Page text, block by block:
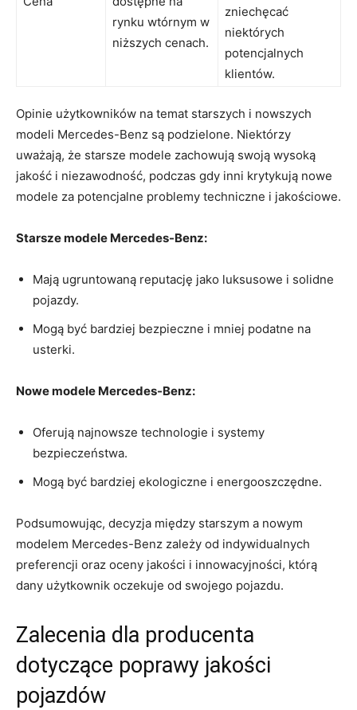
⁤rynku wtórnym w
niższych cenach.
zniechęcać
‍niektórych
potencjalnych‍
klientów.
Opinie użytkowników na temat ​starszych i nowszych⁤
modeli Mercedes-Benz są podzielone.⁣ Niektórzy
uważają, że starsze‌ modele‌ zachowują swoją wysoką
jakość i​ niezawodność,​ podczas gdy inni krytykują nowe
modele za potencjalne ⁤problemy techniczne ​i jakościowe.
Starsze modele Mercedes-Benz:
Mają ⁤ugruntowaną reputację jako luksusowe ​i solidne
⁣pojazdy.
Mogą⁣ być bardziej bezpieczne i‌ mniej podatne⁤ na
⁢usterki.
Nowe modele ‍Mercedes-Benz:
Oferują‍ najnowsze ⁣technologie i ‍systemy ​
bezpieczeństwa.
Mogą być‍ bardziej ekologiczne i energooszczędne.
Podsumowując, decyzja⁣ między⁤ starszym⁣ a nowym
modelem Mercedes-Benz zależy od‍ indywidualnych‍
preferencji oraz ⁤oceny jakości i innowacyjności, którą
dany użytkownik oczekuje od swojego pojazdu.
Zalecenia dla producenta
⁣dotyczące poprawy jakości
pojazdów